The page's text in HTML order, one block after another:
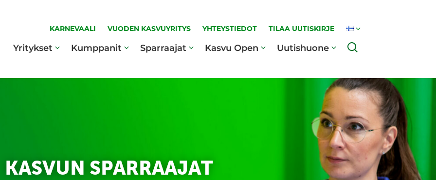
KARNEVAALI VUODEN KASVUYRITYS YHTEYSTIEDOT TILAA UUTISKIRJE
Yritykset Kumppanit Sparraajat Kasvu Open Uutishuone
KASVUN SPARRAAJAT